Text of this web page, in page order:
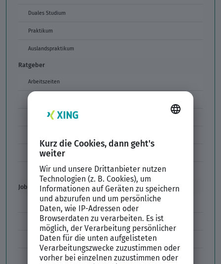
Duales Studium
Praktikum
Auslandspraktikum
Ratgeber
Arbeitszeiten
Arbeitszeitmodelle
Formulierungen im Arbeitszeugnis
Unbefristeter Arbeitsvertrag
Der XING Bewerbungsratgeber
Job & Karriere
Arbeitsvertrag
Codes im Arbeitszeugnis
Kündigung
Einstiegsgehalt